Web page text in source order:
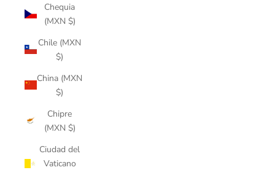
Chequia
(MXN $)
Chile (MXN
$)
China (MXN
$)
Chipre
(MXN $)
Ciudad del
Vaticano